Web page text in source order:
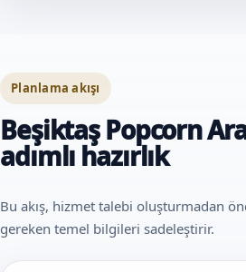
Planlama akışı
Beşiktaş Popcorn
adımlı hazırlık
Bu akış, hizmet talebi oluşturmadan
gereken temel bilgileri sadeleştirir.